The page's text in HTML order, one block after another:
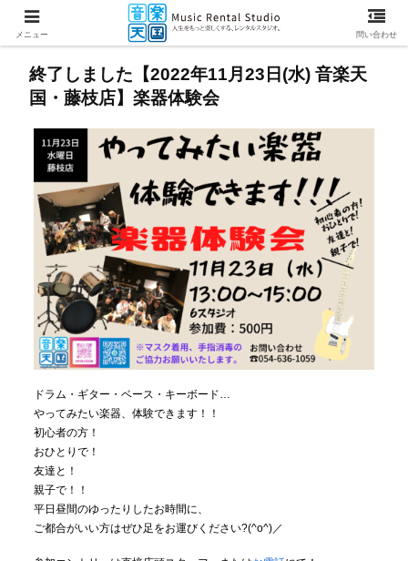
終了しました【2022年11月23日(水) 音楽天
国・藤枝店】楽器体験会
ドラム・ギター・ベース・キーボード…
やってみたい楽器、体験できます！！
初心者の方！
おひとりで！
友達と！
親子で！！
平日昼間のゆったりしたお時間に、
ご都合がいい方はぜひ足をお運びください?(^o^)／
メニュー 問い合わせ